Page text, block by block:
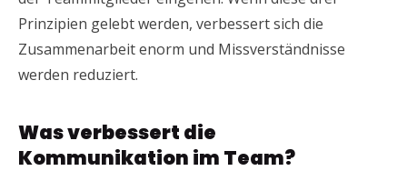
Prinzipien gelebt werden, verbessert sich die
Zusammenarbeit enorm und Missverständnisse
werden reduziert.
Was verbessert die
Kommunikation im Team?